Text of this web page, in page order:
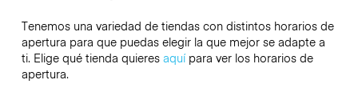
Tenemos una variedad de tiendas con distintos horarios de
apertura para que puedas elegir la que mejor se adapte a
ti. Elige qué tienda quieres aquípara ver los horarios de
apertura.